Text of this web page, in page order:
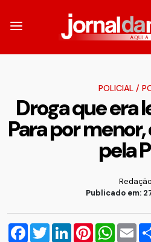
POLICIAL/
Droga que era
Para por
pela
Redação
Publicado em:
Facebook
TwitterLinkedInPinterest